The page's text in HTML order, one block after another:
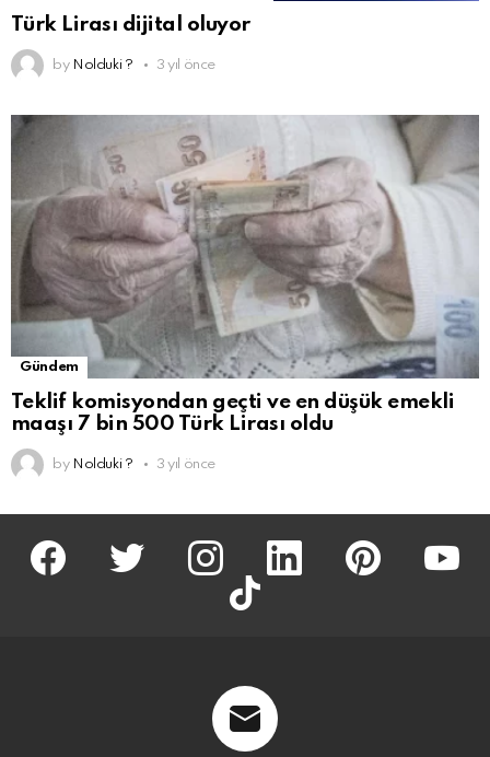
Türk Lirası dijital oluyor
by Nolduki ? 3 yıl önce
Gündem
Teklif komisyondan geçti ve en düşük emekli
maaşı 7 bin 500 Türk Lirası oldu
by Nolduki ? 3 yıl önce
facebook twitter İnstagram linkedin pinterest
tiktok